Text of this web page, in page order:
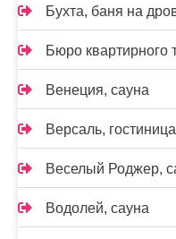
Бухта, баня на
Бюро квартирного
Венеция, сауна
Версаль, гостиница
Веселый Роджер,
Водолей, сауна